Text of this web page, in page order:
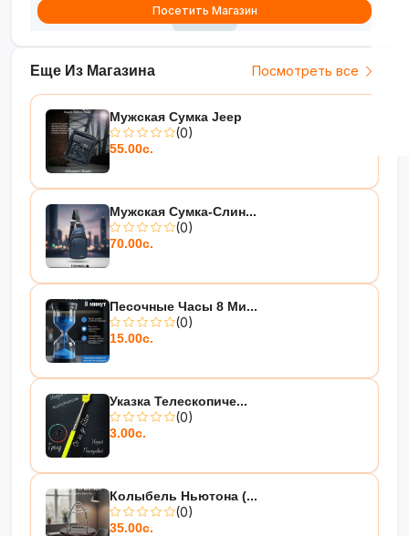
проектов!
Еще Из Магазина Посмотреть все
Мужская Сумка Jeep
(0)
55.00с.
Мужская Сумка-Слин...
(0)
70.00с.
Песочные Часы 8 Ми...
(0)
15.00с.
Указка Телескопиче...
(0)
3.00с.
Колыбель Ньютона (...
(0)
35.00с.
Посетить Магазин